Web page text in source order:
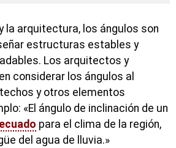
la arquitectura, los ángulos son
estructuras estables y
Los arquitectos y
considerar los ángulos al
y otros elementos
«El ángulo de inclinación de un
para el clima de la región,
del agua de lluvia.»